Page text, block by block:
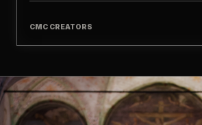
CMC CREATORS